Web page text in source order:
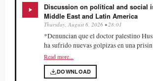
Discussion on political and social
Middle East and Latin America
Thursday, August 6, 2026 • 28:01
*Denuncian que el doctor palestino
ha sufrido nuevas golpizas en una
Estados Unidos candidatos progresistas
congreso de Michigan ganan en
derrotando a candidatos conservadores. *En Washington,
Read more...
DOWNLOAD